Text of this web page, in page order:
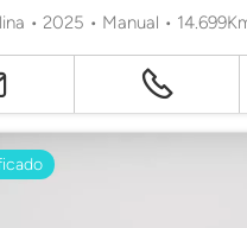
• 2025 • Manual •